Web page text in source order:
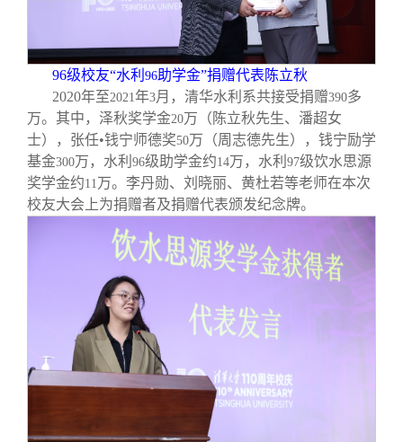
96级校友“水利 96助学金”捐赠代表陈立秋
2020年至2021年3月，清华水利系共接受捐赠390多
万。其中，泽秋奖学金20万（陈立秋先生、潘超女
士），张任•钱宁师德奖50万（周志德先生），钱宁励学
基金300万，水利 96级助学金约14万，水利 97级饮水思源
奖学金约11 万。李丹勋、刘晓丽、黄杜若等老师在本次
校友大会上为捐赠者及捐赠代表颁发纪念牌。